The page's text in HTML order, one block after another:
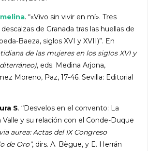
. “«Vivo sin vivir en mí». Tres
de Granada tras las huellas de
Baeza, siglos XVI y XVII)”. En
de las mujeres en los siglos XVI y
, eds. Medina Arjona,
Moreno, Paz, 17-46. Sevilla: Editorial
S. “Desvelos en el convento: La
Valle y su relación con el Conde-Duque
aurea: Actas del IX Congreso
de Oro”, dirs. A. Bègue, y E. Herrán